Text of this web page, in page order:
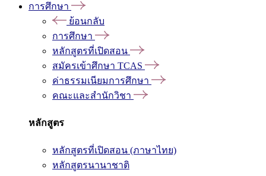
การศึกษา
ย้อนกลับ
การศึกษา
หลักสูตรที่เปิดสอน
สมัครเข้าศึกษา TCAS
ค่าธรรมเนียมการศึกษา
คณะและสำนักวิชา
หลักสูตร
หลักสูตรที่เปิดสอน (ภาษาไทย)
หลักสูตรนานาชาติ